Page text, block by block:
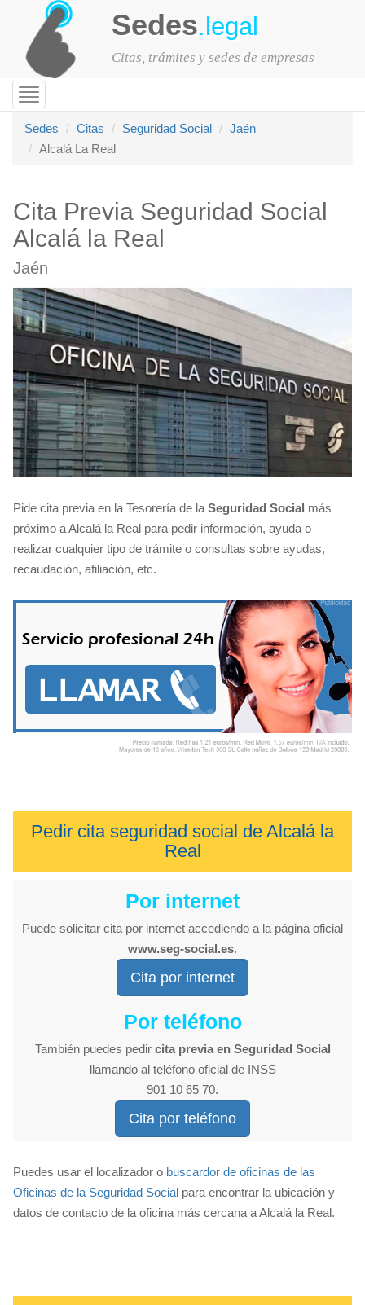
Sedes.legal
Citas, trámites y sedes de empresas
Toggle
navigation
Sedes
Citas Seguridad Social
Jaén
Alcalá La Real
Cita Previa Seguridad Social
Alcalá la Real
Jaén
Pide cita previa en la Tesorería de la Seguridad Social más
próximo a Alcalá la Real para pedir información, ayuda o
realizar cualquier tipo de trámite o consultas sobre ayudas,
recaudación, afiliación, etc.
Pedir cita seguridad social de Alcalá la
Real
Por internet
Puede solicitar cita por internet accediendo a la página oficial
www.seg-social.es.
Cita por internet
Por teléfono
También puedes pedir cita previa en Seguridad Social
llamando al teléfono oficial de INSS
901 10 65 70.
Cita por teléfono
Puedes usar el localizador o buscardor de oficinas de las
Oficinas de la Seguridad Social para encontrar la ubicación y
datos de contacto de la oficina más cercana a Alcalá la Real.